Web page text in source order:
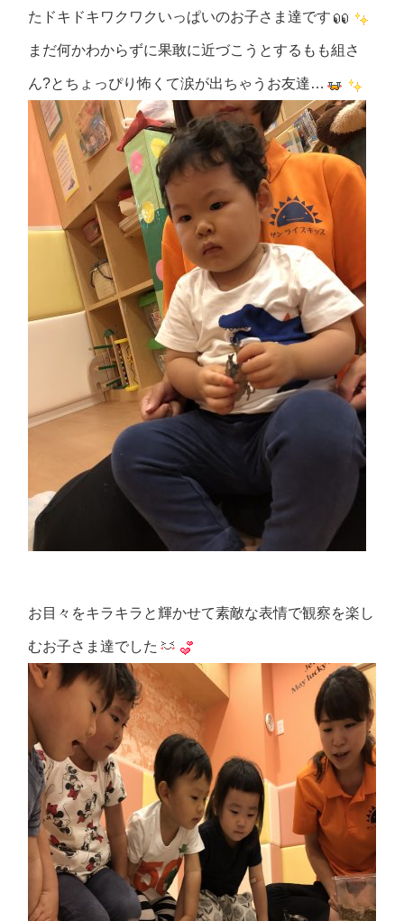
たドキドキワクワクいっぱいのお子さま達です
まだ何かわからずに果敢に近づこうとするもも組さ
ん?とちょっぴり怖くて涙が出ちゃうお友達…
お目々をキラキラと輝かせて素敵な表情で観察を楽し
むお子さま達でした